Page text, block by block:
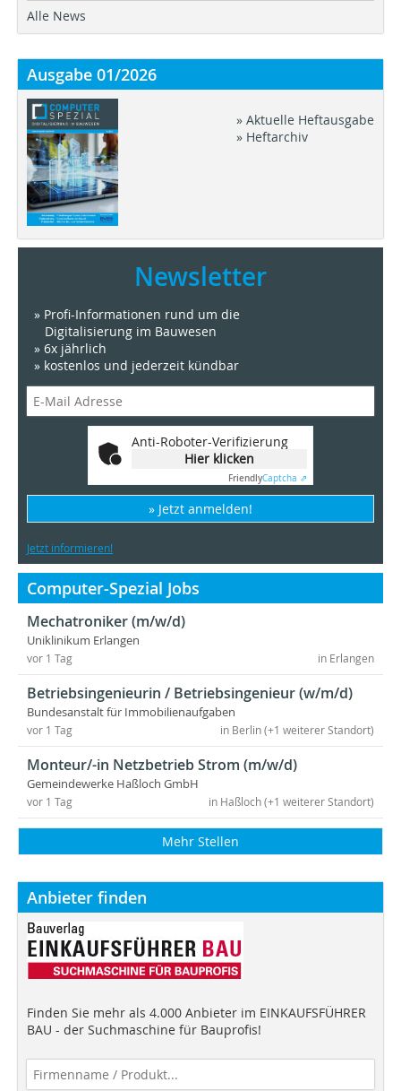
Alle News
Ausgabe 01/2026
» Aktuelle Heftausgabe
» Heftarchiv
Newsletter
» Profi-Informationen rund um die
Digitalisierung im Bauwesen
» 6x jährlich
» kostenlos und jederzeit kündbar
Anti-Roboter-Verifizierung
Hier klicken
FriendlyCaptcha ⇗
» Jetzt anmelden!
Jetzt informieren!
Computer-Spezial Jobs
Mechatroniker (m/w/d)
Uniklinikum Erlangen
in Erlangen
vor 1 Tag
Betriebsingenieurin / Betriebsingenieur (w/m/d)
Bundesanstalt für Immobilienaufgaben
in Berlin (+1 weiterer Standort)
vor 1 Tag
Monteur/-in Netzbetrieb Strom (m/w/d)
Gemeindewerke Haßloch GmbH
in Haßloch (+1 weiterer Standort)
vor 1 Tag
Mehr Stellen
Anbieter finden
Finden Sie mehr als 4.000 Anbieter im EINKAUFSFÜHRER
BAU - der Suchmaschine für Bauprofis!